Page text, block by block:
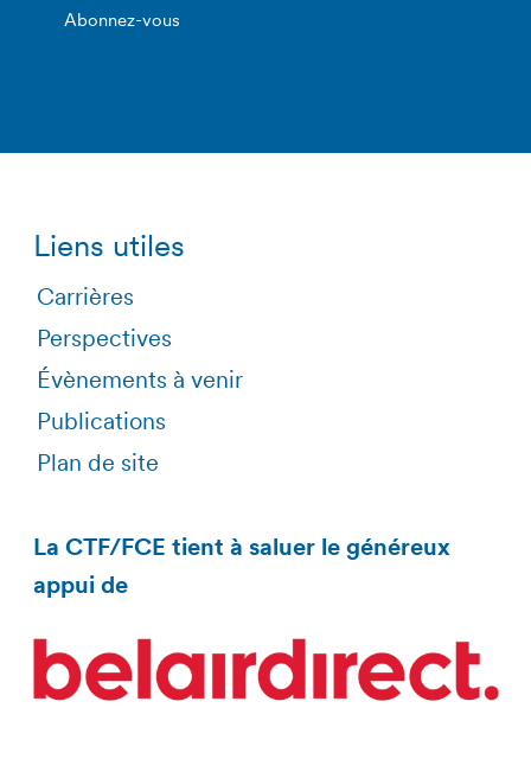
Liens utiles
Carrières
Perspectives
Évènements à venir
Publications
Plan de site
La CTF/FCE tient à saluer le généreux
appui de